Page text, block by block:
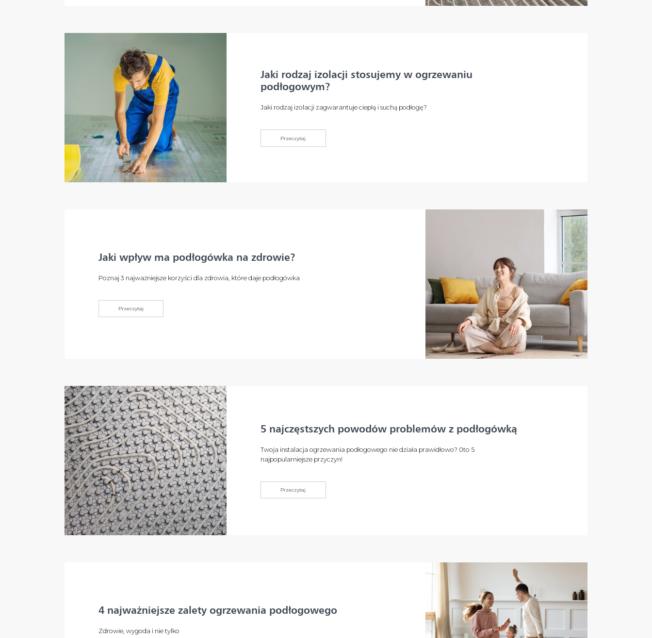
Jaki rodzaj izolacji stosujemy w ogrzewaniu
podłogowym?
Jaki rodzaj izolacji zagwarantuje ciepłą i suchą podłogę?
Przeczytaj
Jaki wpływ ma podłogówka na zdrowie?
Poznaj 3 najważniejsze korzyści dla zdrowia, które daje podłogówka
Przeczytaj
5 najczęstszych powodów problemów z podłogówką
Twoja instalacja ogrzewania podłogowego nie działa prawidłowo? 0to 5
najpopularniejsze przyczyn!
Przeczytaj
4 najważniejsze zalety ogrzewania podłogowego
Zdrowie, wygoda i nie tylko